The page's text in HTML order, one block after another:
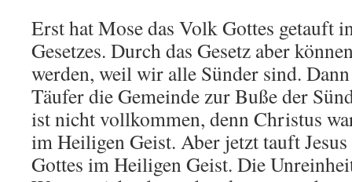
Erst hat Mose das Volk Gottes getauft
Gesetzes. Durch das Gesetz aber
werden, weil wir alle Sünder sind.
Täufer die Gemeinde zur Buße der
ist nicht vollkommen, denn Christus
im Heiligen Geist. Aber jetzt tauft
Gottes im Heiligen Geist. Die